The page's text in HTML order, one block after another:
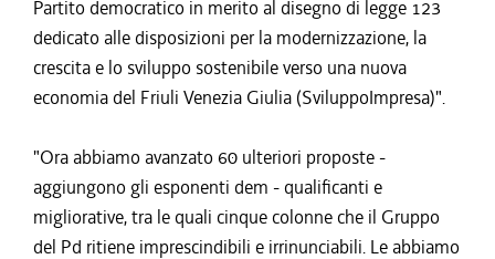
Partito democratico in merito al disegno di legge 123
dedicato alle disposizioni per la modernizzazione, la
crescita e lo sviluppo sostenibile verso una nuova
economia del Friuli Venezia Giulia (SviluppoImpresa)".
"Ora abbiamo avanzato 60 ulteriori proposte -
aggiungono gli esponenti dem - qualificanti e
migliorative, tra le quali cinque colonne che il Gruppo
del Pd ritiene imprescindibili e irrinunciabili. Le abbiamo